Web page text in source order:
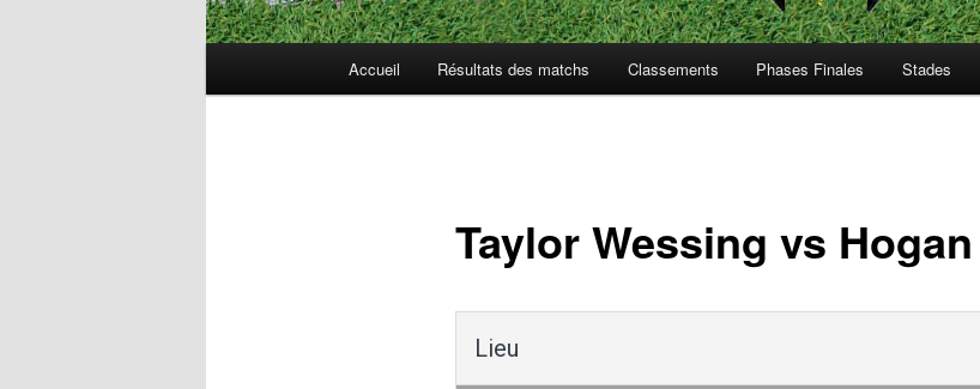
Accueil Résultats des matchs Classements Phases Finales Stades
Taylor Wessing vs
Lieu